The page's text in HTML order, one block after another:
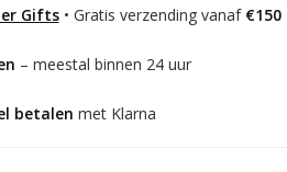
Gifts• Gratis verzending vanaf €150
– meestal binnen 24 uur
betalen met Klarna